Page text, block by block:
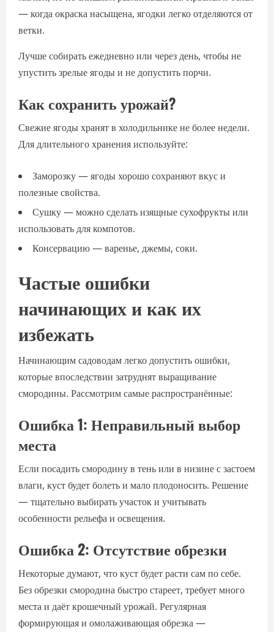
— когда окраска насыщена, ягодки легко отделяются от
ветки.
Лучше собирать ежедневно или через день, чтобы не
упустить зрелые ягоды и не допустить порчи.
Как сохранить урожай?
Свежие ягоды хранят в холодильнике не более недели.
Для длительного хранения используйте:
Заморозку — ягоды хорошо сохраняют вкус и
полезные свойства.
Сушку — можно сделать изящные сухофрукты или
использовать для компотов.
Консервацию — варенье, джемы, соки.
Частые ошибки
начинающих и как их
избежать
Начинающим садоводам легко допустить ошибки,
которые впоследствии затруднят выращивание
смородины. Рассмотрим самые распространённые:
Ошибка 1: Неправильный выбор
места
Если посадить смородину в тень или в низине с застоем
влаги, куст будет болеть и мало плодоносить. Решение
— тщательно выбирать участок и учитывать
особенности рельефа и освещения.
Ошибка 2: Отсутствие обрезки
Некоторые думают, что куст будет расти сам по себе.
Без обрезки смородина быстро стареет, требует много
места и даёт крошечный урожай. Регулярная
формирующая и омолаживающая обрезка —